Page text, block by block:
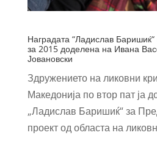
Наградата “Ладислав
за 2015 доделена на Ивана
Јовановски
Здружението на ликовни
Македонија по втор пат ја
„Ладислав Баришиќ“ за
проект од областа на